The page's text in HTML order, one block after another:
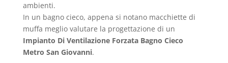
ambienti.
In un bagno cieco, appena si notano macchiette di
muffa meglio valutare la progettazione di un
Impianto Di Ventilazione Forzata Bagno Cieco
Metro San Giovanni.